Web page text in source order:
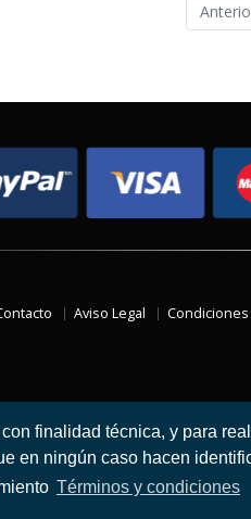
finalidad técnica, y para
en ningún caso hacen
Términos y condiciones
Aviso Legal